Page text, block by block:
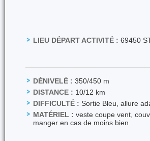
LIEU DÉPART ACTIVITÉ : 69450
DÉNIVELÉ : 350/450 m
DISTANCE : 10/12 km
DIFFICULTÉ : Sortie Bleu, allure
MATÉRIEL : veste coupe vent,
manger en cas de moins bien